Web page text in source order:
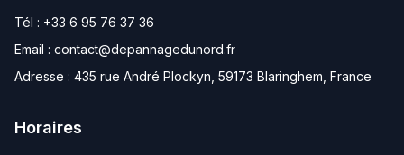
Tél : +33 6 95 76 37 36
Email : contact@depannagedunord.fr
Adresse : 435 rue André Plockyn, 59173 Blaringhem, France
Horaires